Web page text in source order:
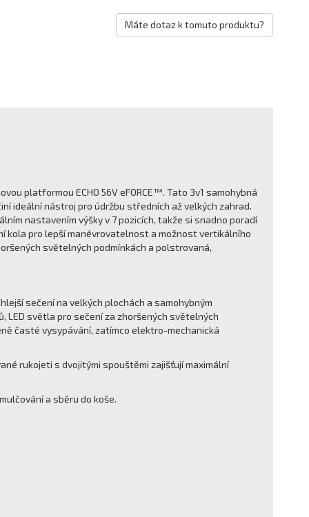
Máte dotaz k tomuto produktu?
platformou ECHO 56V eFORCE™. Tato 3v1 samohybná
ideální nástroj pro údržbu středních až velkých zahrad.
nastavením výšky v 7 pozicích, takže si snadno poradí
kola pro lepší manévrovatelnost a možnost vertikálního
světelných podmínkách a polstrovaná,
sečení na velkých plochách a samohybným
světla pro sečení za zhoršených světelných
časté vysypávání, zatímco elektro-mechanická
rukojeti s dvojitými spouštěmi zajišťují maximální
a sběru do koše.